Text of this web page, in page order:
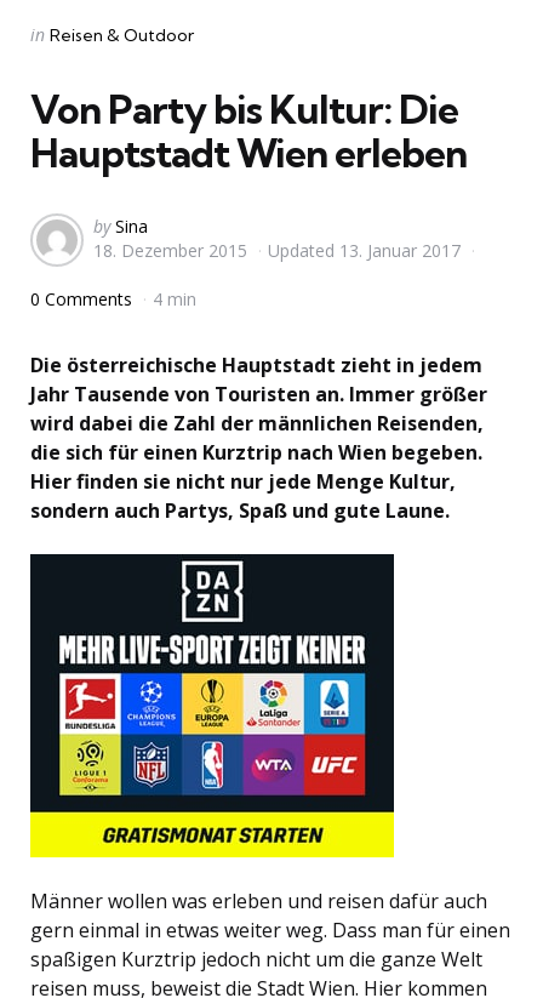
Categories
Posted
in Reisen & Outdoor
Von Party bis Kultur: Die
Hauptstadt Wien erleben
Posted
by
by Sina
18. Dezember 2015
Updated 13. Januar 2017
0 Comments 4 min
Die österreichische Hauptstadt zieht in jedem
Jahr Tausende von Touristen an. Immer größer
wird dabei die Zahl der männlichen Reisenden,
die sich für einen Kurztrip nach Wien begeben.
Hier finden sie nicht nur jede Menge Kultur,
sondern auch Partys, Spaß und gute Laune.
Männer wollen was erleben und reisen dafür auch
gern einmal in etwas weiter weg. Dass man für einen
spaßigen Kurztrip jedoch nicht um die ganze Welt
reisen muss, beweist die Stadt Wien. Hier kommen